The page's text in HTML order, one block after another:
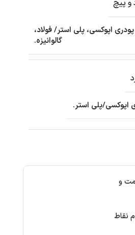
و
نقاط
و پیچ
اپوکسی، پلی استر/ فولاد،
گالوانیزه.
اپوکسی/پلی استر.